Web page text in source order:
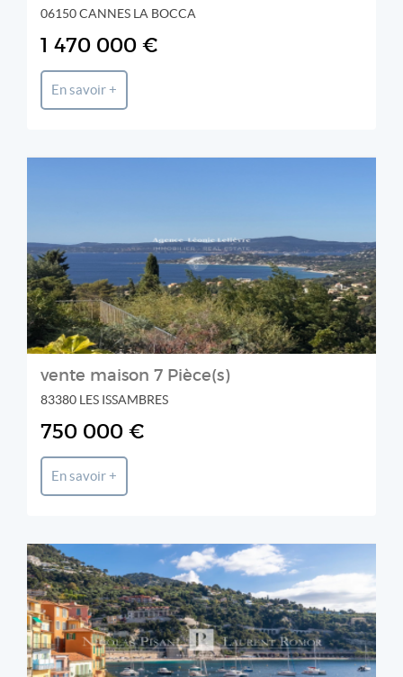
06150 CANNES LA BOCCA
1 470 000 €
En savoir +
vente maison 7 Pièce(s)
83380 LES ISSAMBRES
750 000 €
En savoir +
Bellevue Real Estate